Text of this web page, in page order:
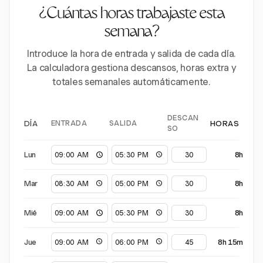
¿Cuántas horas trabajaste esta
semana?
Introduce la hora de entrada y salida de cada día.
La calculadora gestiona descansos, horas extra y
totales semanales automáticamente.
DÍA ENTRADA SALIDA
DESCAN
SO
HORAS
Lun 8h
Mar 8h
Mié 8h
Jue 8h 15m